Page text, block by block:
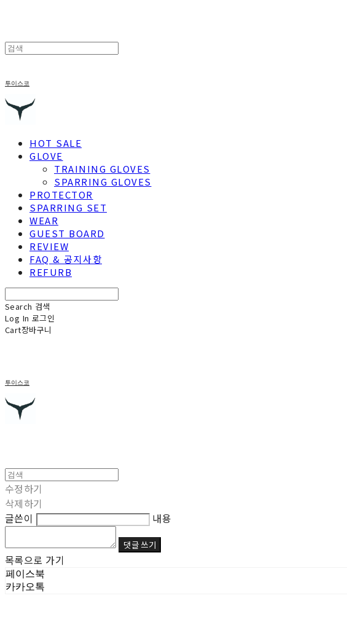
투이스코
HOT SALE
GLOVE
TRAINING GLOVES
SPARRING GLOVES
PROTECTOR
SPARRING SET
WEAR
GUEST BOARD
REVIEW
FAQ & 공지사항
REFURB
Search 검색
Log In 로그인
Cart장바구니
투이스코
수정하기
삭제하기
글쓴이
내용
댓글 쓰기
목록으로 가기
페이스북
카카오톡